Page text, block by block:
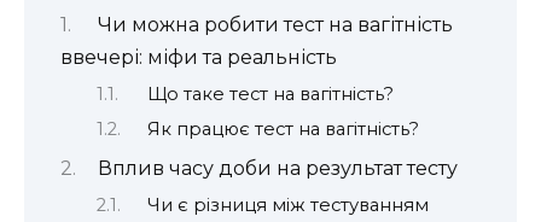
Чи можна робити тест на вагітність
ввечері: міфи та реальність
Що таке тест на вагітність?
Як працює тест на вагітність?
Вплив часу доби на результат тесту
Чи є різниця між тестуванням